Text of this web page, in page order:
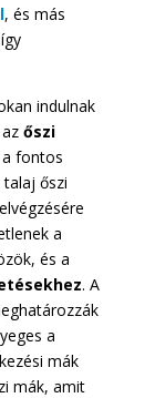
, és más
indulnak
őszi
a fontos
őszi
a
és a
. A
a
mák
mák, amit